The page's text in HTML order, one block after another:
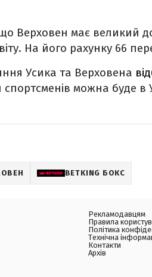
Верховен має великий
На його рахунку 66
Усика та Верховена
спортсменів можна буде в
BETKING БОКС
Рекламодавцям
Правила
Політика
Технічна
Контакти
Архів